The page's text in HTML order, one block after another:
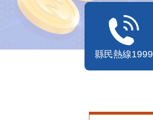
縣民熱線1999